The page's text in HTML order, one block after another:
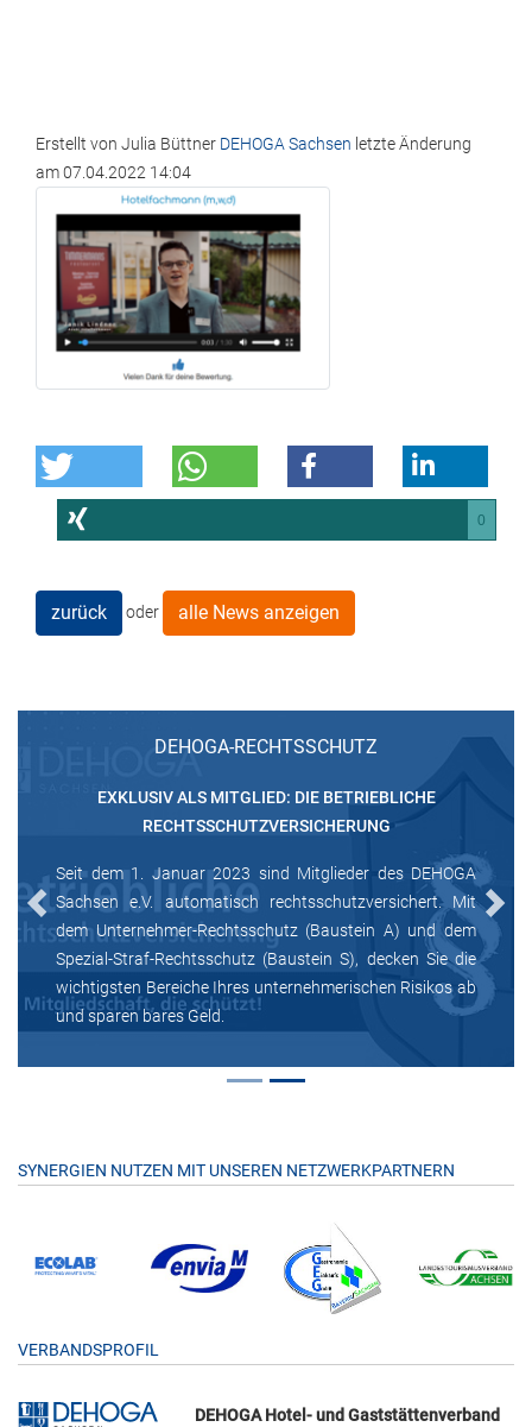
Erstellt von Julia Büttner DEHOGA Sachsen letzte Änderung
am07.04.2022 14:04
0
zurück oder alle News anzeigen
DEHOGA-RECHTSSCHUTZ
EXKLUSIV ALS MITGLIED: DIE BETRIEBLICHE
RECHTSSCHUTZVERSICHERUNG
Seit dem 1. Januar 2023 sind Mitglieder des DEHOGA
Sachsen e.V. automatisch rechtsschutzversichert. Mit
dem Unternehmer-Rechtsschutz (Baustein A) und dem
Spezial-Straf-Rechtsschutz (Baustein S), decken Sie die
wichtigsten Bereiche Ihres unternehmerischen Risikos ab
und sparen bares Geld.
Previous Next
SYNERGIEN NUTZEN MIT UNSEREN NETZWERKPARTNERN
VERBANDSPROFIL
DEHOGA Hotel- und Gaststättenverband